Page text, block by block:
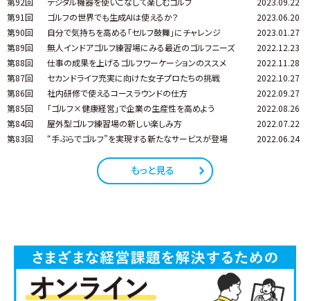
第91回
ゴルフの世界でも生成AIは使えるか？
2023.06.20
第90回
自分で気持ちを高める「セルフ鼓舞」にチャレンジ
2023.01.27
第89回
無人インドアゴルフ練習場にみる最近のゴルフニーズ
2022.12.23
第88回
仕事の成果を上げるゴルフワーケーションのススメ
2022.11.28
第87回
セカンドライフ充実に向けた女子プロたちの挑戦
2022.10.27
第86回
社内研修で使えるコースラウンドの仕方
2022.09.27
第85回
「ゴルフ×健康経営」で企業の生産性を高めよう
2022.08.26
第84回
屋外型ゴルフ練習場の新しい楽しみ方
2022.07.22
第83回
“手ぶらでゴルフ”を実現する新たなサービスが登場 2022.06.24
もっと見る